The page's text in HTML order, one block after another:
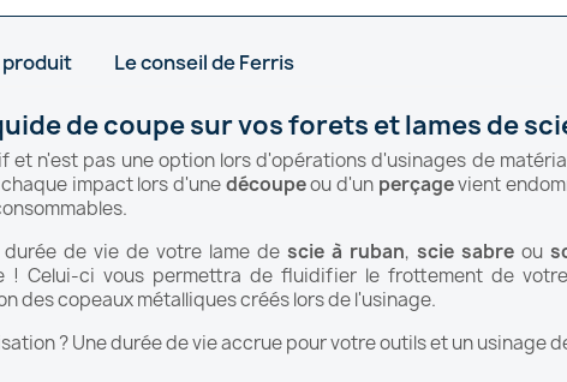
produit Le conseil de Ferris
de coupe sur vos forets et lames de
n'est pas une option lors d'opérations d'usinages de
impact lors d'unedécoupeou d'un perçagevient
de vie de votre lame de scie à ruban, scie sabre ou
! Celui-ci vous permettra de fluidifier le frottement de
des copeaux métalliques créés lors de l'usinage.
? Une durée de vie accrue pour votre outils et un usinage